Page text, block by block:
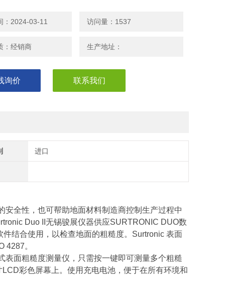
：2024-03-11 访问量：1537
：经销商 生产地址：
询价 联系我们
进口
全性，也可帮助地面材料制造商控制生产过程中
Duo II无锡骏展仪器供应SURTRONIC DUO数
结合使用，以检查地面的粗糙度。Surtronic 表面
4287。
表面粗糙度测量仪，只需按一键即可测量多个粗糙
彩色屏幕上。使用充电电池，便于在所有环境和